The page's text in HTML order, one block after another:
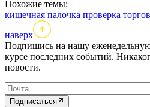
Похожие темы:
кишечная палочка проверка
наверх
Подпишись на нашу
курсе последних событий.
новости.
Подписаться